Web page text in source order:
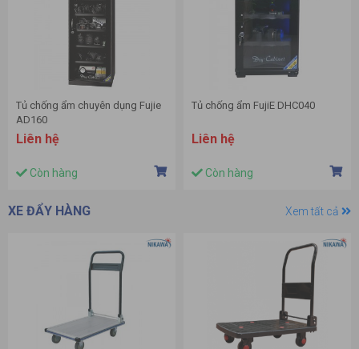
Tủ chống ẩm chuyên dụng Fujie
AD160
Liên hệ
Còn hàng
Tủ chống ẩm FujiE DHC040
Liên hệ
Còn hàng
XE ĐẨY HÀNG Xem tất cả